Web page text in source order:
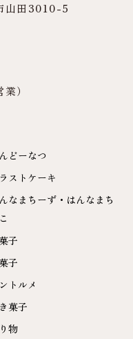
山田3010-5
）
どーなつ
ストケーキ
なまちーず・はんなまち
子
子
トルメ
菓子
物